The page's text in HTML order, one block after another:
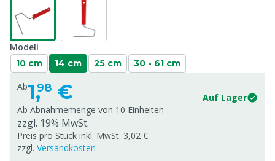
Modell
10 cm 14 cm 25 cm 30 - 61 cm
Ab1,98 €
Auf Lager
Ab Abnahmemenge von 10 Einheiten
zzgl. 19% MwSt.
Preis pro Stück inkl. MwSt. 3,02 €
zzgl. Versandkosten